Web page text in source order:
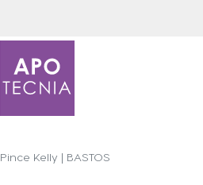
Pince Kelly | BASTOS